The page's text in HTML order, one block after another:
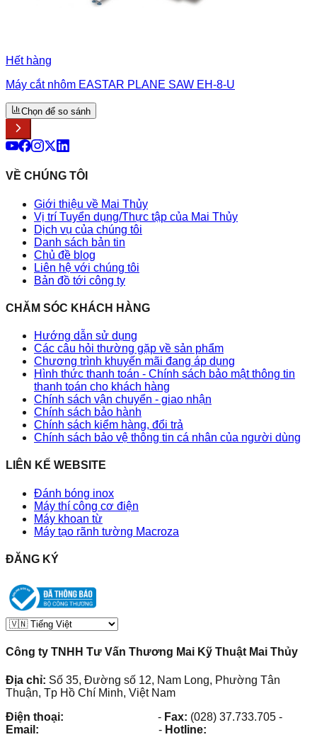
Hết hàng
Máy cắt nhôm EASTAR PLANE SAW EH-8-U
Chọn để so sánh
VỀ CHÚNG TÔI
Giới thiệu về Mai Thủy
Vị trí Tuyển dụng/Thực tập của Mai Thủy
Dịch vụ của chúng tôi
Danh sách bản tin
Chủ đề blog
Liên hệ với chúng tôi
Bản đồ tới công ty
CHĂM SÓC KHÁCH HÀNG
Hướng dẫn sử dụng
Các câu hỏi thường gặp về sản phẩm
Chương trình khuyến mãi đang áp dụng
Hình thức thanh toán - Chính sách bảo mật thông tin
thanh toán cho khách hàng
Chính sách vận chuyển - giao nhận
Chính sách bảo hành
Chính sách kiểm hàng, đổi trả
Chính sách bảo vệ thông tin cá nhân của người dùng
LIÊN KẾ WEBSITE
Đánh bóng inox
Máy thí công cơ điện
Máy khoan từ
Máy tạo rãnh tường Macroza
ĐĂNG KÝ
Công ty TNHH Tư Vấn Thương Mai Kỹ Thuật Mai Thủy
Địa chỉ: Số 35, Đường số 12, Nam Long, Phường Tân
Thuận, Tp Hồ Chí Minh, Việt Nam
Điện thoại:
- Fax: (028) 37.733.705 -
Email:
- Hotline: